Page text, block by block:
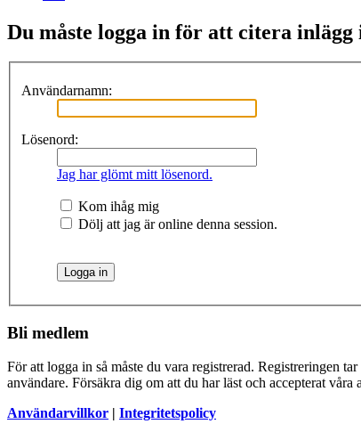
Du måste logga in för att citera inlägg
Användarnamn:
Lösenord:
Jag har glömt mitt lösenord.
Kom ihåg mig
Dölj att jag är online denna session.
Bli medlem
För att logga in så måste du vara registrerad. Registreringen
användare. Försäkra dig om att du har läst och accepterat
Användarvillkor | Integritetspolicy